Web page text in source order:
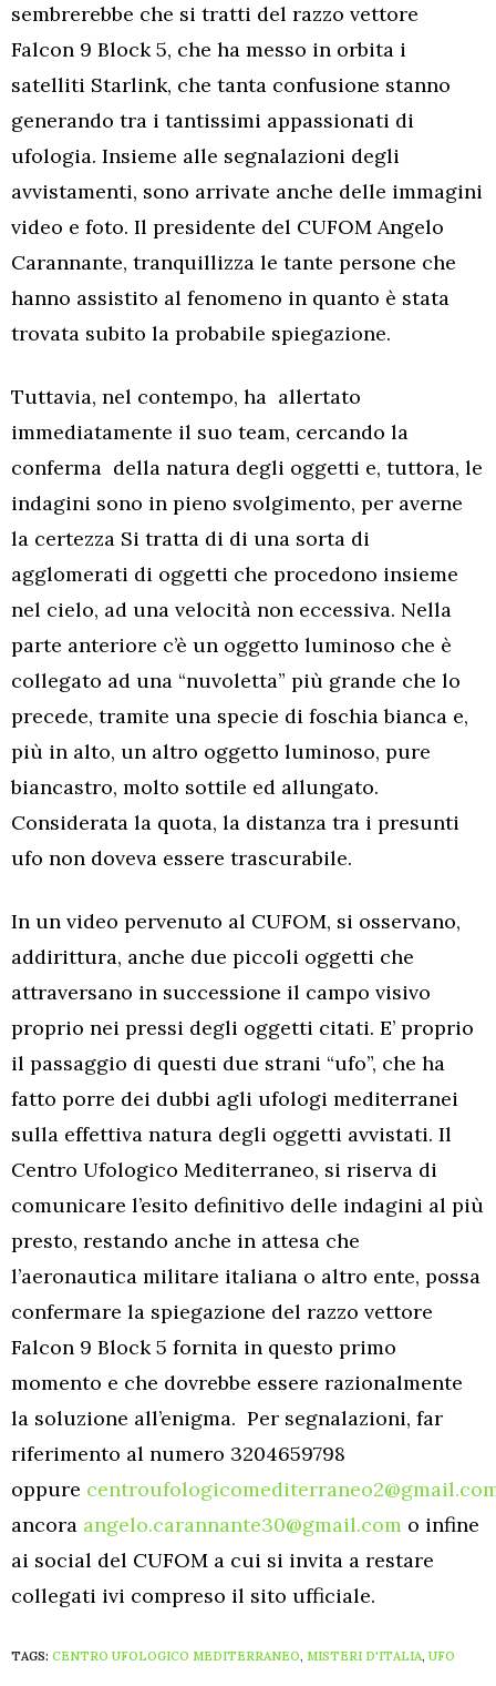
sembrerebbe che si tratti del razzo vettore
Falcon 9 Block 5, che ha messo in orbita i
satelliti Starlink, che tanta confusione stanno
generando tra i tantissimi appassionati di
ufologia. Insieme alle segnalazioni degli
avvistamenti, sono arrivate anche delle immagini
video e foto. Il presidente del CUFOM Angelo
Carannante, tranquillizza le tante persone che
hanno assistito al fenomeno in quanto è stata
trovata subito la probabile spiegazione.
Tuttavia, nel contempo, ha allertato
immediatamente il suo team, cercando la
conferma della natura degli oggetti e, tuttora, le
indagini sono in pieno svolgimento, per averne
la certezza Si tratta di di una sorta di
agglomerati di oggetti che procedono insieme
nel cielo, ad una velocità non eccessiva. Nella
parte anteriore c’è un oggetto luminoso che è
collegato ad una “nuvoletta” più grande che lo
precede, tramite una specie di foschia bianca e,
più in alto, un altro oggetto luminoso, pure
biancastro, molto sottile ed allungato.
Considerata la quota, la distanza tra i presunti
ufo non doveva essere trascurabile.
In un video pervenuto al CUFOM, si osservano,
addirittura, anche due piccoli oggetti che
attraversano in successione il campo visivo
proprio nei pressi degli oggetti citati. E’ proprio
il passaggio di questi due strani “ufo”, che ha
fatto porre dei dubbi agli ufologi mediterranei
sulla effettiva natura degli oggetti avvistati. Il
Centro Ufologico Mediterraneo, si riserva di
comunicare l’esito definitivo delle indagini al più
presto, restando anche in attesa che
l’aeronautica militare italiana o altro ente, possa
confermare la spiegazione del razzo vettore
Falcon 9 Block 5 fornita in questo primo
momento e che dovrebbe essere razionalmente
la soluzione all’enigma. Per segnalazioni, far
riferimento al numero 3204659798
oppure
ancora angelo.carannante30@gmail.com o infine
ai social del CUFOM a cui si invita a restare
collegati ivi compreso il sito ufficiale.
TAGS: CENTRO UFOLOGICO MEDITERRANEO, MISTERI D'ITALIA, UFO